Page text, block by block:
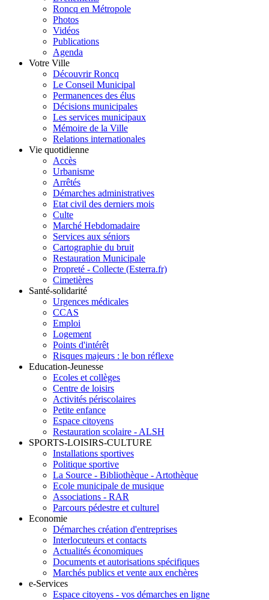
Roncq en Métropole
Photos
Vidéos
Publications
Agenda
Votre Ville
Découvrir Roncq
Le Conseil Municipal
Permanences des élus
Décisions municipales
Les services municipaux
Mémoire de la Ville
Relations internationales
Vie quotidienne
Accès
Urbanisme
Arrêtés
Démarches administratives
Etat civil des derniers mois
Culte
Marché Hebdomadaire
Services aux séniors
Cartographie du bruit
Restauration Municipale
Propreté - Collecte (Esterra.fr)
Cimetières
Santé-solidarité
Urgences médicales
CCAS
Emploi
Logement
Points d'intérêt
Risques majeurs : le bon réflexe
Education-Jeunesse
Ecoles et collèges
Centre de loisirs
Activités périscolaires
Petite enfance
Espace citoyens
Restauration scolaire - ALSH
SPORTS-LOISIRS-CULTURE
Installations sportives
Politique sportive
La Source - Bibliothèque - Artothèque
Ecole municipale de musique
Associations - RAR
Parcours pédestre et culturel
Economie
Démarches création d'entreprises
Interlocuteurs et contacts
Actualités économiques
Documents et autorisations spécifiques
Marchés publics et vente aux enchères
e-Services
Espace citoyens - vos démarches en ligne